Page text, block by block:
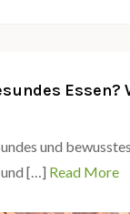
Essen?
und
[…] Read More